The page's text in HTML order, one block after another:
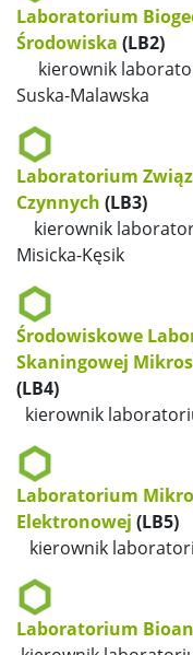
Laboratorium
Środowiska (LB2)
kierownik
Suska-Malawska
Laboratorium
Czynnych (LB3)
kierownik
Misicka-Kęsik
Środowiskowe
Skaningowej
(LB4)
kierownik
Laboratorium
Elektronowej (LB5)
kierownik
Laboratorium